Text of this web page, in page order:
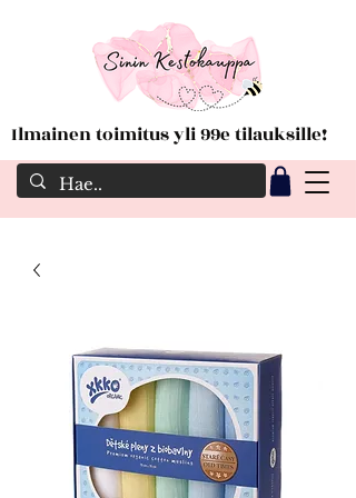
Ilmainen toimitus yli 99e tilauksille!